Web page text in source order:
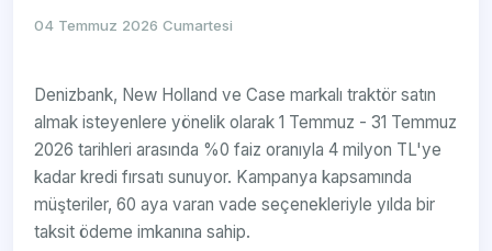
04 Temmuz 2026 Cumartesi
Denizbank, New Holland ve Case markalı traktör satın
almak isteyenlere yönelik olarak 1 Temmuz - 31 Temmuz
2026 tarihleri arasında %0 faiz oranıyla 4 milyon TL'ye
kadar kredi fırsatı sunuyor. Kampanya kapsamında
müşteriler, 60 aya varan vade seçenekleriyle yılda bir
taksit ödeme imkanına sahip.